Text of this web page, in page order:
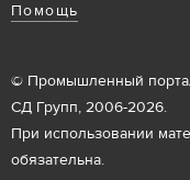
Помощь
© Промышленный
СД Групп, 2006-2026.
При использовании
обязательна.